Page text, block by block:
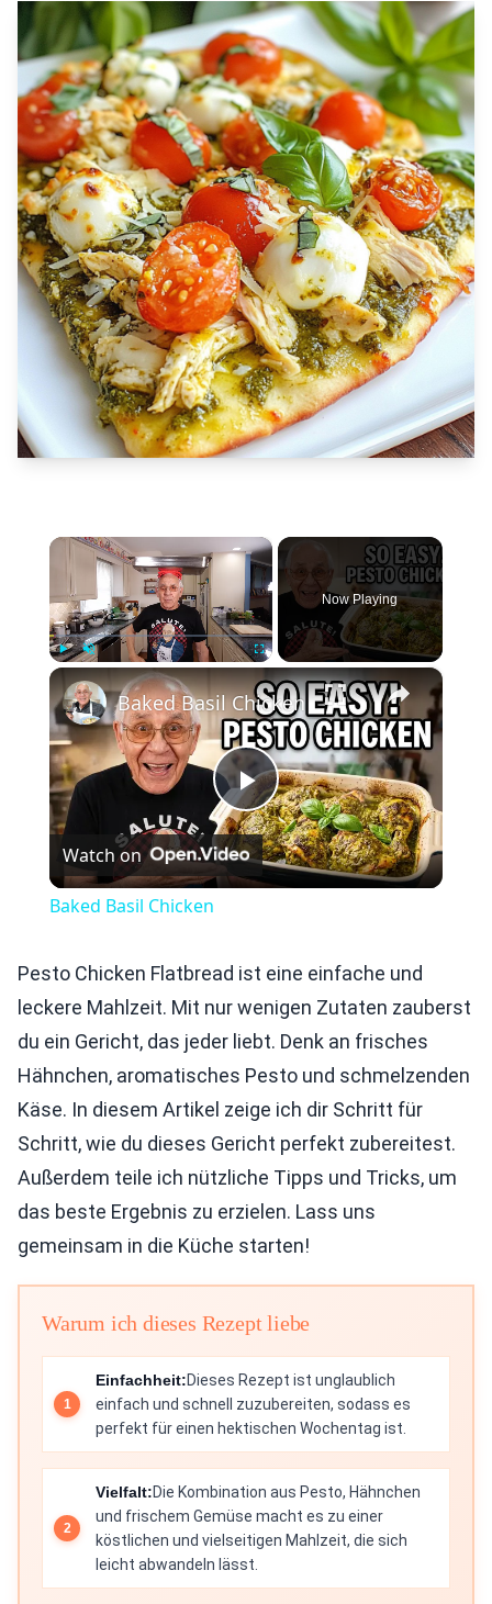
×
Now Playing
×
Play
Video
Baked Basil Chicken
Watch on
Baked Basil Chicken
Pesto Chicken Flatbread ist eine einfache und
leckere Mahlzeit. Mit nur wenigen Zutaten zauberst
du ein Gericht, das jeder liebt. Denk an frisches
Hähnchen, aromatisches Pesto und schmelzenden
Käse. In diesem Artikel zeige ich dir Schritt für
Schritt, wie du dieses Gericht perfekt zubereitest.
Außerdem teile ich nützliche Tipps und Tricks, um
das beste Ergebnis zu erzielen. Lass uns
gemeinsam in die Küche starten!
Warum ich dieses Rezept liebe
Einfachheit:Dieses Rezept ist unglaublich
einfach und schnell zuzubereiten, sodass es
perfekt für einen hektischen Wochentag ist.
Vielfalt:Die Kombination aus Pesto, Hähnchen
und frischem Gemüse macht es zu einer
köstlichen und vielseitigen Mahlzeit, die sich
leicht abwandeln lässt.